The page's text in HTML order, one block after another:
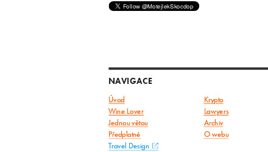
NAVIGACE
Úvod Krypto
Wine Lover
Lawyers
Jednou větou
Archiv
Předplatné O webu
Travel Design